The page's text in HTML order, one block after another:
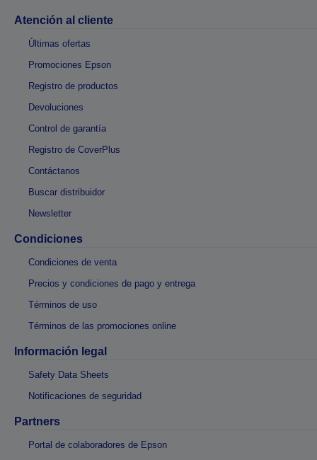
Atención al cliente
Últimas ofertas
Promociones Epson
Registro de productos
Devoluciones
Control de garantía
Registro de CoverPlus
Contáctanos
Buscar distribuidor
Newsletter
Condiciones
Condiciones de venta
Precios y condiciones de pago y entrega
Términos de uso
Términos de las promociones online
Información legal
Safety Data Sheets
Notificaciones de seguridad
Partners
Portal de colaboradores de Epson